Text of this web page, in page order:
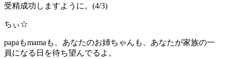
受精成功しますように。(4/3)
ちぃ☆
papaもmamaも、あなたのお姉ちゃんも、あなたが家族の一
員になる日を待ち望んでるよ。